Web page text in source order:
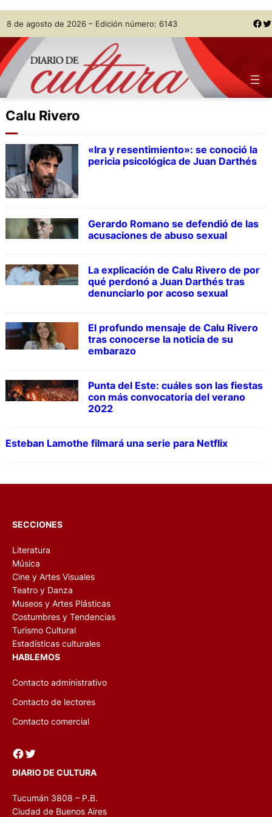
Skip
to
content
8 de agosto de 2026 – Edición número: 6143 Facebook Twitter
Calu Rivero
«Ira y resentimiento»: se conoció la
pericia psicológica de Juan Darthés
Gerardo Romano se defendió de las
acusaciones de abuso sexual
La explicación de Calu Rivero de por
qué perdonó a Juan Darthés tras
denunciarlo por acoso sexual
El profundo mensaje de Calu Rivero
tras conocerse la noticia de su
embarazo
Punta del Este: cuáles son las fiestas
con más convocatoria del verano
2022
Esteban Lamothe filmará una serie para Netflix
SECCIONES
Literatura
Música
Cine y Artes Visuales
Teatro y Danza
Museos y Artes Plásticas
Costumbres y Tendencias
Turismo Cultural
Estadísticas culturales
HABLEMOS
Contacto administrativo
Contacto de lectores
Contacto comercial
Facebook Twitter
DIARIO DE CULTURA
Tucumán 3808 – P.B.
Ciudad de Buenos Aires